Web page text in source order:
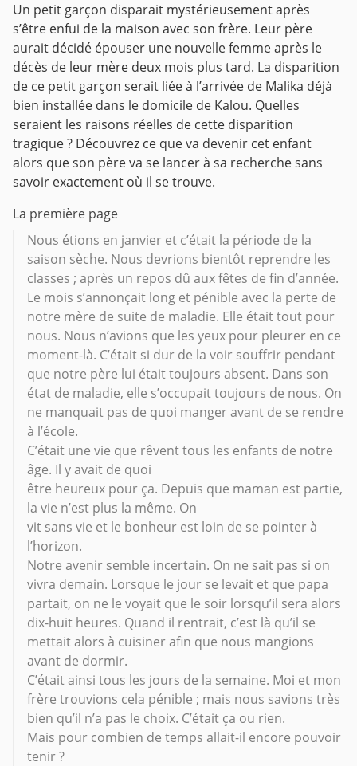
Un petit garçon disparait mystérieusement après
s’être enfui de la maison avec son frère. Leur père
aurait décidé épouser une nouvelle femme après le
décès de leur mère deux mois plus tard. La disparition
de ce petit garçon serait liée à l’arrivée de Malika déjà
bien installée dans le domicile de Kalou. Quelles
seraient les raisons réelles de cette disparition
tragique ? Découvrez ce que va devenir cet enfant
alors que son père va se lancer à sa recherche sans
savoir exactement où il se trouve.
La première page
Nous étions en janvier et c’était la période de la
saison sèche. Nous devrions bientôt reprendre les
classes ; après un repos dû aux fêtes de fin d’année.
Le mois s’annonçait long et pénible avec la perte de
notre mère de suite de maladie. Elle était tout pour
nous. Nous n’avions que les yeux pour pleurer en ce
moment-là. C’était si dur de la voir souffrir pendant
que notre père lui était toujours absent. Dans son
état de maladie, elle s’occupait toujours de nous. On
ne manquait pas de quoi manger avant de se rendre
à l’école.
C’était une vie que rêvent tous les enfants de notre
âge. Il y avait de quoi
être heureux pour ça. Depuis que maman est partie,
la vie n’est plus la même. On
vit sans vie et le bonheur est loin de se pointer à
l’horizon.
Notre avenir semble incertain. On ne sait pas si on
vivra demain. Lorsque le jour se levait et que papa
partait, on ne le voyait que le soir lorsqu’il sera alors
dix-huit heures. Quand il rentrait, c’est là qu’il se
mettait alors à cuisiner afin que nous mangions
avant de dormir.
C’était ainsi tous les jours de la semaine. Moi et mon
frère trouvions cela pénible ; mais nous savions très
bien qu’il n’a pas le choix. C’était ça ou rien.
Mais pour combien de temps allait-il encore pouvoir
tenir ?